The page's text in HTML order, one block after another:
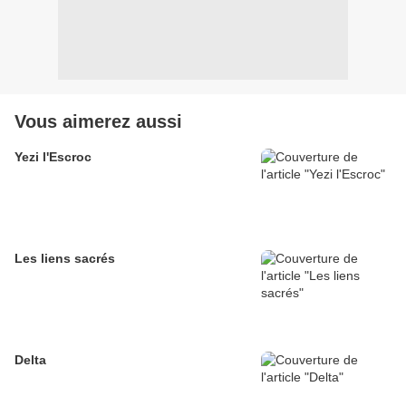
Vous aimerez aussi
Yezi l'Escroc
Les liens sacrés
Delta